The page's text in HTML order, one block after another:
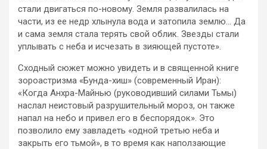
стали двигаться по-новому. Земля развалилась на
части, из ее недр хлынула вода и затопила землю… Да
и сама земля стала терять свой облик. Звезды стали
уплывать с неба и исчезать в зияющей пустоте».
Сходный сюжет можно увидеть и в священной книге
зороастризма «Бунда-хиш» (современный Иран):
«Когда Анхра-Майнью (руководивший силами Тьмы)
наслал неистовый разрушительный мороз, он также
напал на небо и привел его в беспорядок». Это
позволило ему завладеть «одной третью неба и
закрыть его тьмой», в то время как наползающие